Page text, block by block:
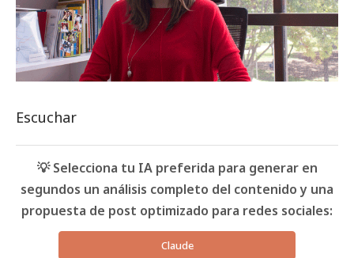
Escuchar
💡 Selecciona tu IA preferida para generar en
segundos un análisis completo del contenido y una
propuesta de post optimizado para redes sociales:
Claude